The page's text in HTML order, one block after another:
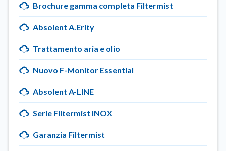
Brochure gamma completa Filtermist
Absolent A.Erity
Trattamento aria e olio
Nuovo F-Monitor Essential
Absolent A-LINE
Serie Filtermist INOX
Garanzia Filtermist